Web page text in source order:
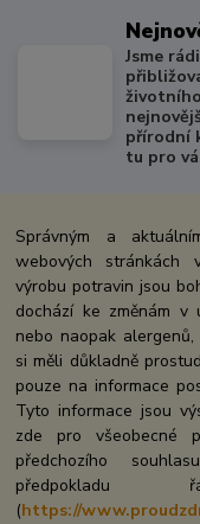
Jsme
přírodní
tu pro
Správným a
webových stránkách
výrobu potravin jsou
dochází ke změnám v
nebo naopak
si měli důkladně
pouze na informace
Tyto informace jsou
zde pro všeobecné
předchozího
předpokladu
(https://